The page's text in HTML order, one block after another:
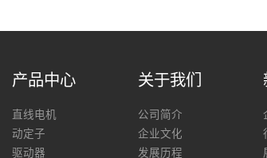
产品中心
直线电机
动定子
驱动器
关于我们
公司简介
企业文化
发展历程